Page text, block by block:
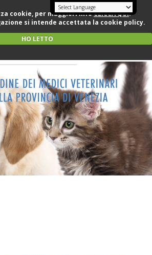
cookie, per maggiori infoCLICCA QUI.
si intende accettata la cookie policy.
HO LETTO